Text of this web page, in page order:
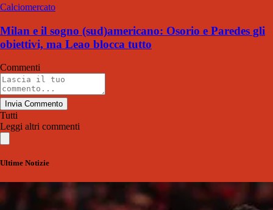
Calciomercato
Milan e il sogno (sud)americano: Osorio e Paredes gli
obiettivi, ma Leao blocca tutto
Commenti
Invia Commento
Tutti
Leggi altri commenti
Ultime Notizie